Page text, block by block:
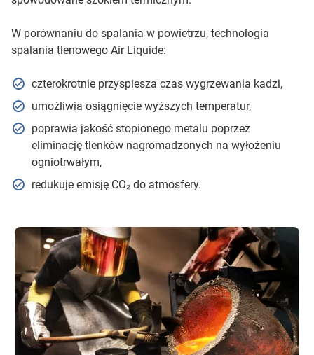
W porównaniu do spalania w powietrzu, technologia
spalania tlenowego Air Liquide:
czterokrotnie przyspiesza czas wygrzewania kadzi,
umożliwia osiągnięcie wyższych temperatur,
poprawia jakość stopionego metalu poprzez
eliminację tlenków nagromadzonych na wyłożeniu
ogniotrwałym,
redukuje emisję CO₂ do atmosfery.